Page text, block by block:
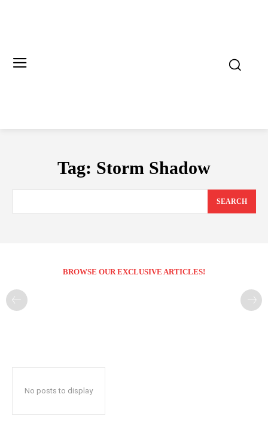
Tag: Storm Shadow
SEARCH
BROWSE OUR EXCLUSIVE ARTICLES!
No posts to display